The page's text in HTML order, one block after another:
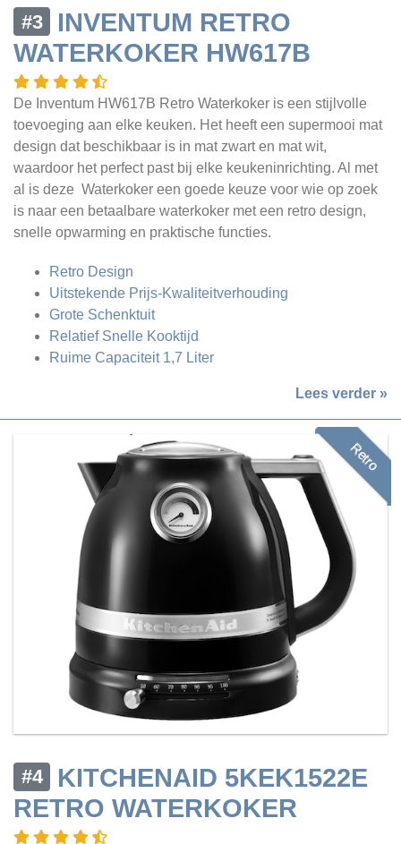
#3
INVENTUM RETRO
WATERKOKER HW617B
De Inventum HW617B Retro Waterkoker is een stijlvolle
toevoeging aan elke keuken. Het heeft een supermooi mat
design dat beschikbaar is in mat zwart en mat wit,
waardoor het perfect past bij elke keukeninrichting. Al met
al is deze Waterkoker een goede keuze voor wie op zoek
is naar een betaalbare waterkoker met een retro design,
snelle opwarming en praktische functies.
Retro Design
Uitstekende Prijs-Kwaliteitverhouding
Grote Schenktuit
Relatief Snelle Kooktijd
Ruime Capaciteit 1,7 Liter
Lees verder »
Retro
#4
KITCHENAID 5KEK1522E
RETRO WATERKOKER